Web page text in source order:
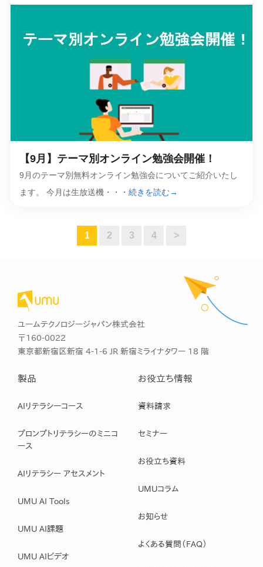
【9月】テーマ別オンライン勉強会開催！
9月のテーマ別無料オンライン勉強会についてご紹介いたし
ます。 今月は生放送機・・・ 続きを読む→
1 2 3 4 >
ユームテクノロジージャパン株式会社
〒160-0022
東京都新宿区新宿 4-1-6 JR 新宿ミライナタワー 18 階
製品
AIリテラシーコース
プロンプトリテラシーのミニコ
ース
AIリテラシー アセスメント
UMU AI Tools
UMU AI課題
UMU AIビデオ
お役立ち情報
資料請求
セミナー
お役立ち資料
UMUコラム
お知らせ
よくある質問（FAQ）